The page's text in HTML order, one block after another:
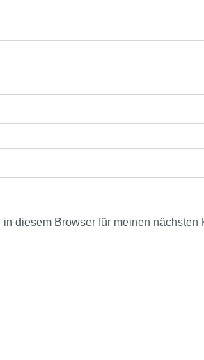
diesem Browser für meinen nächsten